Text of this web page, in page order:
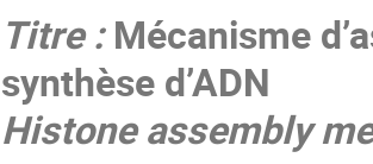
Titre :Mécanisme
synthèse d’ADN
Histone assembly